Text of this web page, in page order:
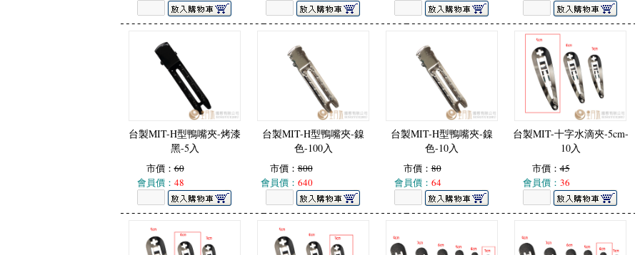
台製MIT-H型鴨嘴夾-烤漆
黑-5入
市價：60
會員價： 48
台製MIT-H型鴨嘴夾-鎳
色-100入
市價：800
會員價： 640
台製MIT-H型鴨嘴夾-鎳
色-10入
市價：80
會員價： 64
台製MIT-十字水滴夾-5cm-
10入
市價：45
會員價： 36